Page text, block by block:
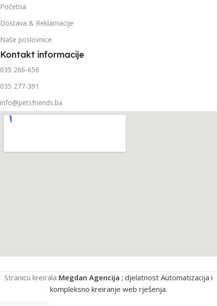
Početna
Dostava & Reklamacije
Naše poslovnice
Kontakt informacije
035 266-656
035 277-391
info@petsfriends.ba
Stranicu kreirala Megdan Agencija ; djelatnost Automatizacija i
kompleksno kreiranje web rješenja.